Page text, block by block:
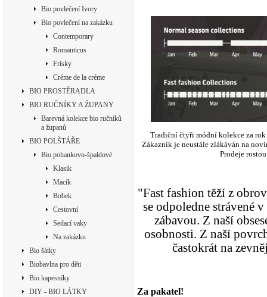
Bio povlečení Ivory
Bio povlečení na zakázku
Contemporary
Romanticus
Frisky
Créme de la créme
BIO PROSTĚRADLA
BIO RUČNÍKY A ŽUPANY
Barevná kolekce bio ručníků
a županů
BIO POLŠTÁŘE
Bio pohankovo-špaldové
Klasik
Macík
Bobek
Cestovní
Sedací vaky
Na zakázku
Bio šátky
Biobavlna pro děti
Bio kapesníky
DIY - BIO LÁTKY
Tradiční čtyři módní kolekce za
Zákazník je neustále zlákáván na
Prodeje
"Fast fashion těží z
se odpoledne strávené
zábavou. Z naší
osobnosti. Z naší
častokrát na
Za pakatel!